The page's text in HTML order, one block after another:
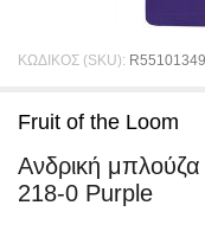
ΚΩΔΙΚΟΣ (SKU):
Fruit of the Loom
Ανδρική
218-0 Purple